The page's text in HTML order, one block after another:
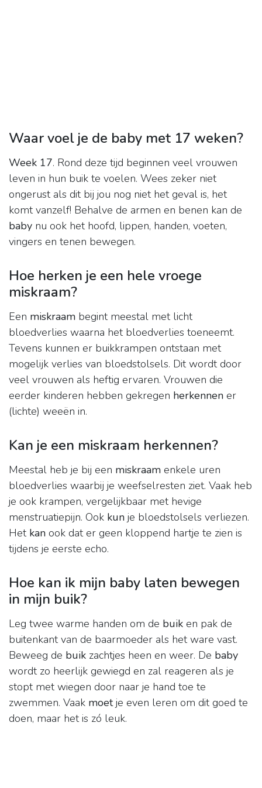
Waar voel je de baby met 17 weken?
Week 17. Rond deze tijd beginnen veel vrouwen
leven in hun buik te voelen. Wees zeker niet
ongerust als dit bij jou nog niet het geval is, het
komt vanzelf! Behalve de armen en benen kan de
baby nu ook het hoofd, lippen, handen, voeten,
vingers en tenen bewegen.
Hoe herken je een hele vroege
miskraam?
Een miskraam begint meestal met licht
bloedverlies waarna het bloedverlies toeneemt.
Tevens kunnen er buikkrampen ontstaan met
mogelijk verlies van bloedstolsels. Dit wordt door
veel vrouwen als heftig ervaren. Vrouwen die
eerder kinderen hebben gekregen herkennen er
(lichte) weeën in.
Kan je een miskraam herkennen?
Meestal heb je bij een miskraam enkele uren
bloedverlies waarbij je weefselresten ziet. Vaak heb
je ook krampen, vergelijkbaar met hevige
menstruatiepijn. Ook kun je bloedstolsels verliezen.
Het kan ook dat er geen kloppend hartje te zien is
tijdens je eerste echo.
Hoe kan ik mijn baby laten bewegen
in mijn buik?
Leg twee warme handen om de buik en pak de
buitenkant van de baarmoeder als het ware vast.
Beweeg de buik zachtjes heen en weer. De baby
wordt zo heerlijk gewiegd en zal reageren als je
stopt met wiegen door naar je hand toe te
zwemmen. Vaak moetje even leren om dit goed te
doen, maar het is zó leuk.